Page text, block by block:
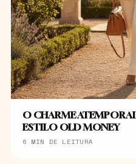
O CHARME
ESTILO OLD MONEY
6 MIN DE LEITURA